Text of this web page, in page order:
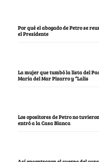
Por qué el abogado de Petro se
el Presidente
La mujer que tumbó la lista del
María del Mar Pizarro y “Lalis
Los opositores de Petro no
entró a la Casa Blanca